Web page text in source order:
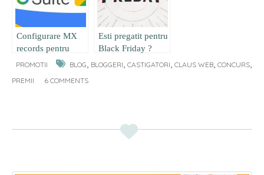
Configurare MX
records pentru
server de email
Esti pregatit pentru
Black Friday ?
PROMOTII BLOG, BLOGGERI, CASTIGATORI, CLAUS WEB, CONCURS,
PREMII 6 COMMENTS